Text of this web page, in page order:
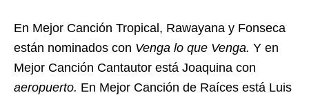
En Mejor Canción Tropical, Rawayana y Fonseca
están nominados con Venga lo que Venga. Y en
Mejor Canción Cantautor está Joaquina con
aeropuerto. En Mejor Canción de Raíces está Luis